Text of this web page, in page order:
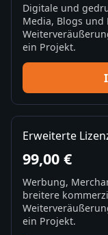
Digitale und
Media, Blogs und
ein Projekt.
Erweiterte
99,00 €
Werbung,
breitere
ein Projekt.